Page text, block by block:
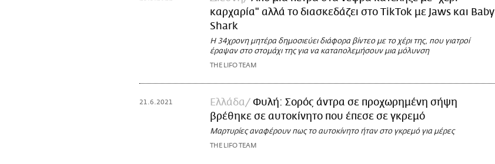
καρχαρία" αλλά το διασκεδάζει στο TikTok με Jaws και Baby
Shark
Η 34χρονη μητέρα δημοσιεύει διάφορα βίντεο με το χέρι της, που γιατροί
έραψαν στο στομάχι της για να καταπολεμήσουν μια μόλυνση
THE LIFO TEAM
21.6.2021 Ελλάδα
Φυλή: Σορός άντρα σε προχωρημένη σήψη
βρέθηκε σε αυτοκίνητο που έπεσε σε γκρεμό
Μαρτυρίες αναφέρουν πως το αυτοκίνητο ήταν στο γκρεμό για μέρες
THE LIFO TEAM